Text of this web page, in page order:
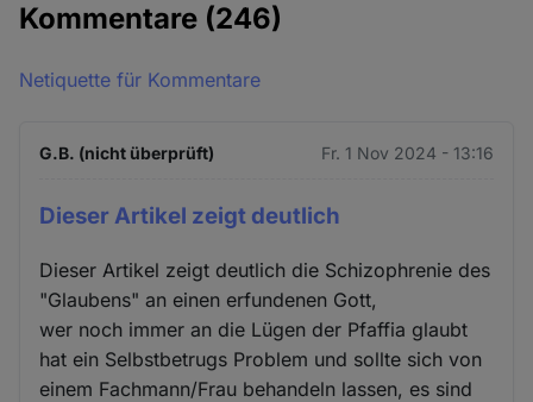
Kommentare (246)
Netiquette für Kommentare
G.B. (nicht überprüft) Fr. 1 Nov 2024 - 13:16
Dieser Artikel zeigt deutlich
Dieser Artikel zeigt deutlich die Schizophrenie des
"Glaubens" an einen erfundenen Gott,
wer noch immer an die Lügen der Pfaffia glaubt
hat ein Selbstbetrugs Problem und sollte sich von
einem Fachmann/Frau behandeln lassen, es sind